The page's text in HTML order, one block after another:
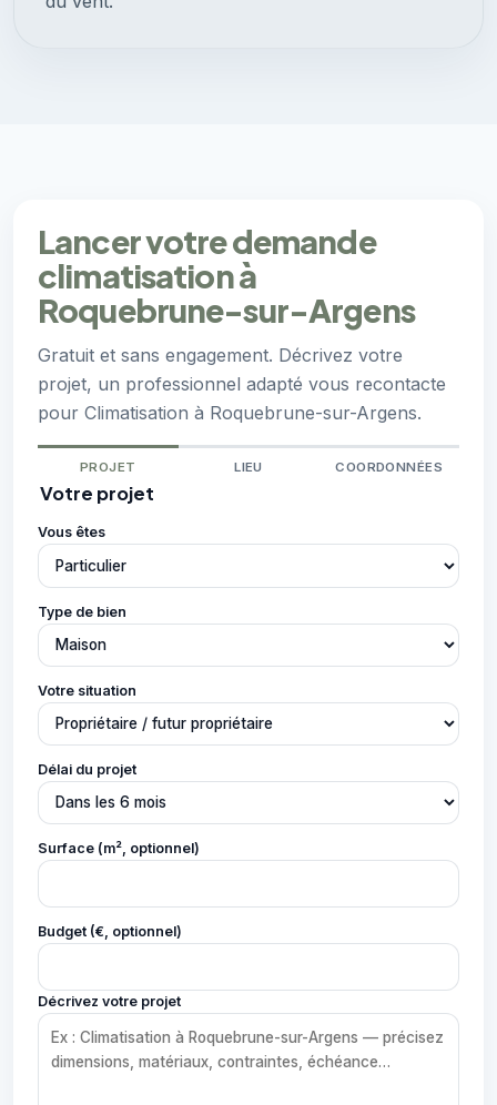
Lancer votre demande
climatisation à
Roquebrune-sur-Argens
Gratuit et sans engagement. Décrivez votre
projet, un professionnel adapté vous recontacte
pour Climatisation à Roquebrune-sur-Argens.
PROJET LIEU COORDONNÉES
Votre projet
Vous êtes
Type de bien
Votre situation
Délai du projet
Surface (m², optionnel)
Budget (€, optionnel)
Décrivez votre projet